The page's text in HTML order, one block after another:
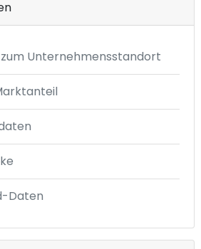
Unternehmensstandort
Daten